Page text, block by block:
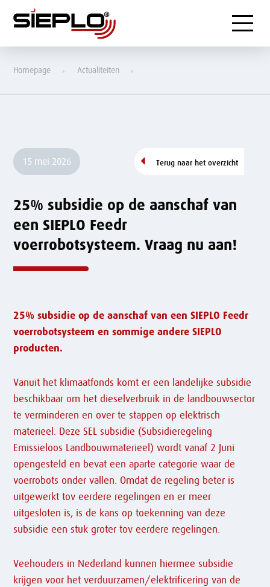
Menu
Homepage Actualiteiten
15 mei 2026 Terug naar het overzicht
25% subsidie op de aanschaf van
een SIEPLO Feedr
voerrobotsysteem. Vraag nu aan!
25% subsidie op de aanschaf van een SIEPLO Feedr
voerrobotsysteem en sommige andere SIEPLO
producten.
Vanuit het klimaatfonds komt er een landelijke subsidie
beschikbaar om het dieselverbruik in de landbouwsector
te verminderen en over te stappen op elektrisch
materieel. Deze SEL subsidie (Subsidieregeling
Emissieloos Landbouwmaterieel) wordt vanaf 2 Juni
opengesteld en bevat een aparte categorie waar de
voerrobots onder vallen. Omdat de regeling beter is
uitgewerkt tov eerdere regelingen en er meer
uitgesloten is, is de kans op toekenning van deze
subsidie een stuk groter tov eerdere regelingen.
Veehouders in Nederland kunnen hiermee subsidie
krijgen voor het verduurzamen/elektrificering van de